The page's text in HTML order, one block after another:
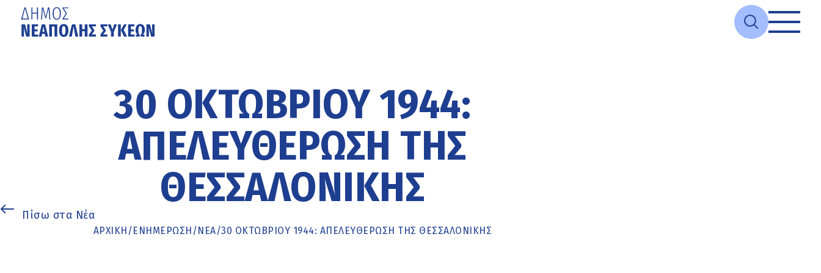
30 ΟΚΤΩΒΡΊΟΥ 1944:
ΑΠΕΛΕΥΘΈΡΩΣΗ ΤΗΣ
ΘΕΣΣΑΛΟΝΊΚΗΣ
Πίσω στα Νέα
ΑΡΧΙΚΉ /ΕΝΗΜΈΡΩΣΗ /ΝΕΑ/30 ΟΚΤΩΒΡΊΟΥ 1944: ΑΠΕΛΕΥΘΈΡΩΣΗ ΤΗΣ ΘΕΣΣΑΛΟΝΊΚΗΣ